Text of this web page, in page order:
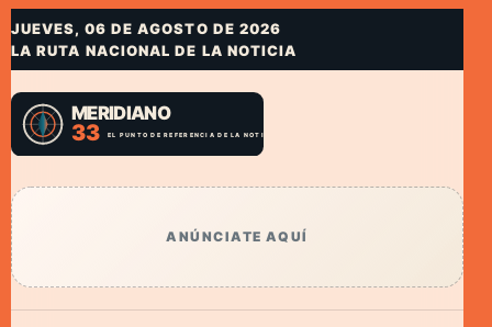
JUEVES, 06 DE AGOSTO DE 2026
LA RUTA NACIONAL DE LA NOTICIA
ANÚNCIATE AQUÍ